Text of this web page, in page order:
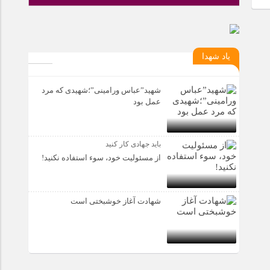
یاد شهدا
شهید”عباس ورامینی”؛شهیدی که مرد
عمل بود
باید جهادی کار کنید
از مسئولیت خود، سوء استفاده نکنید!
شهادت آغاز خوشبختی است